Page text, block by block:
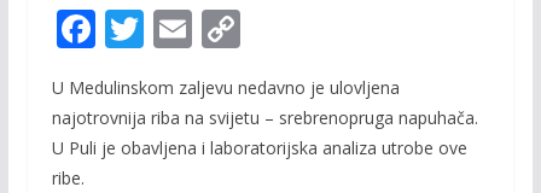
F
ac
e
b
T
itt
er
E
m
ai
l
C
p
y
U Medulinskom zaljevu nedavno je ulovljena
najotrovnija riba na svijetu – srebrenopruga napuhača.
U Puli je obavljena i laboratorijska analiza utrobe ove
ribe.